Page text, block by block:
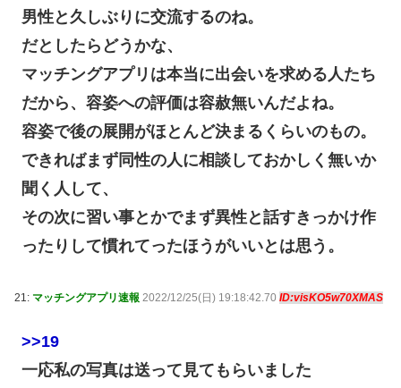
男性と久しぶりに交流するのね。
だとしたらどうかな、
マッチングアプリは本当に出会いを求める人たち
だから、容姿への評価は容赦無いんだよね。
容姿で後の展開がほとんど決まるくらいのもの。
できればまず同性の人に相談しておかしく無いか
聞く人して、
その次に習い事とかでまず異性と話すきっかけ作
ったりして慣れてったほうがいいとは思う。
21: マッチングアプリ速報 2022/12/25(日) 19:18:42.70 ID:visKO5w70XMAS
>>19
一応私の写真は送って見てもらいました